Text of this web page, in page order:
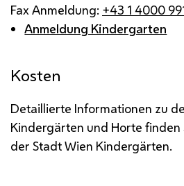
Fax Anmeldung: +43 1 4000
Anmeldung Kindergarten
Kosten
Detaillierte Informationen zu
Kindergärten und Horte finden
der Stadt Wien Kindergärten.